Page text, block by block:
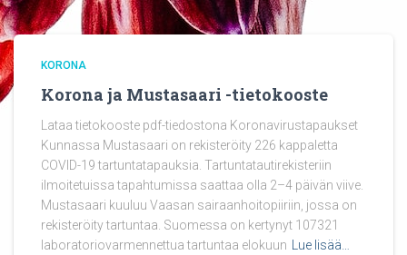
KORONA
Korona ja Mustasaari -tietokooste
Lataa tietokooste pdf-tiedostona Koronavirustapaukset
Kunnassa Mustasaari on rekisteröity 226 kappaletta
COVID-19 tartuntatapauksia. Tartuntatautirekisteriin
ilmoitetuissa tapahtumissa saattaa olla 2–4 päivän viive.
Mustasaari kuuluu Vaasan sairaanhoitopiiriin, jossa on
rekisteröity tartuntaa. Suomessa on kertynyt 107321
laboratoriovarmennettua tartuntaa elokuun
Lue lisää…